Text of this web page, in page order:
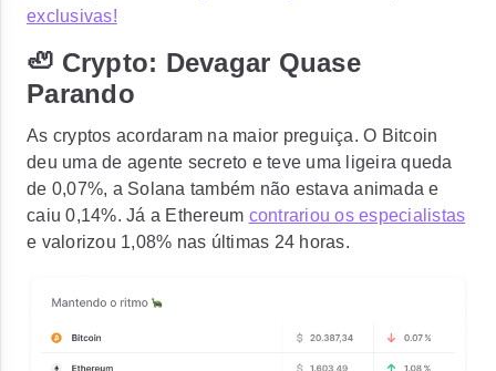
exclusivas!
🦥 Crypto: Devagar Quase
Parando
As cryptos acordaram na maior preguiça. O Bitcoin
deu uma de agente secreto e teve uma ligeira queda
de 0,07%, a Solana também não estava animada e
caiu 0,14%. Já a Ethereum contrariou os especialistas
e valorizou 1,08% nas últimas 24 horas.